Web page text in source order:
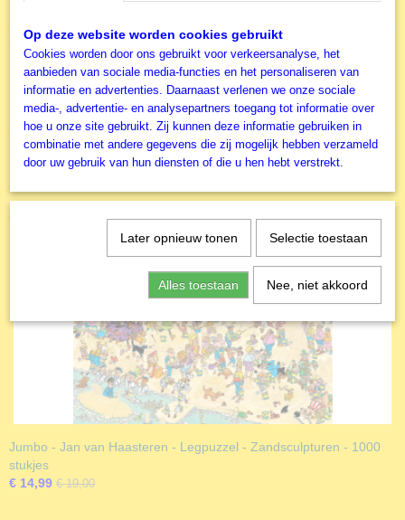
Specificaties
Productcode
S59470
EAN code
4001504594701
Productcode leverancier
Schmidt
Formaat gelegde puzzel
Omschrijving
1000 stukjes
Filmpje
Ook interessant
Jumbo - Jan van Haasteren - Legpuzzel - Zandsculpturen - 1000
stukjes
€ 14,99 € 19,00
Op deze website worden cookies gebruikt
Cookies worden door ons gebruikt voor verkeersanalyse, het
aanbieden van sociale media-functies en het personaliseren van
informatie en advertenties. Daarnaast verlenen we onze sociale
media-, advertentie- en analysepartners toegang tot informatie over
hoe u onze site gebruikt. Zij kunnen deze informatie gebruiken in
combinatie met andere gegevens die zij mogelijk hebben verzameld
door uw gebruik van hun diensten of die u hen hebt verstrekt.
Later opnieuw tonen Selectie toestaan
Alles toestaan Nee, niet akkoord